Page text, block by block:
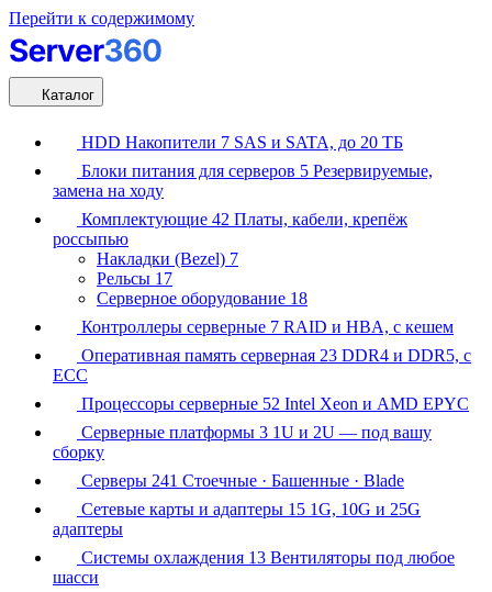
Перейти к содержимому
Каталог
HDD Накопители 7 SAS и SATA, до 20 ТБ
Блоки питания для серверов 5 Резервируемые,
замена на ходу
Комплектующие 42 Платы, кабели, крепёж
россыпью
Накладки (Bezel) 7
Рельсы 17
Серверное оборудование 18
Контроллеры серверные 7 RAID и HBA, с кешем
Оперативная память серверная 23 DDR4 и DDR5, с
ECC
Процессоры серверные 52 Intel Xeon и AMD EPYC
Серверные платформы 3 1U и 2U — под вашу
сборку
Серверы 241 Стоечные · Башенные · Blade
Сетевые карты и адаптеры 15 1G, 10G и 25G
адаптеры
Системы охлаждения 13 Вентиляторы под любое
шасси